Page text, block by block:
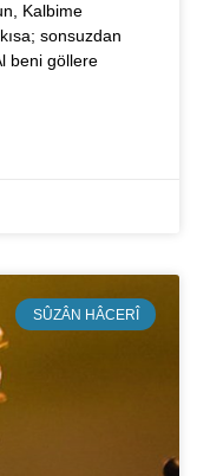
Kalbime
sonsuzdan
beni göllere
SÛZÂN HÂCERÎ